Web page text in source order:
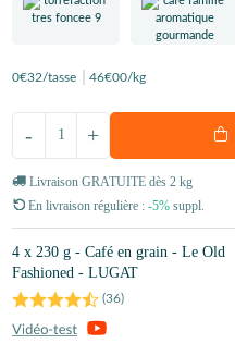
0€32/tasse 46€00/kg
+
-
Livraison GRATUITE dès 2 kg
En livraison régulière : -5% suppl.
4 x 230 g - Café en grain - Le Old
Fashioned - LUGAT
(36)